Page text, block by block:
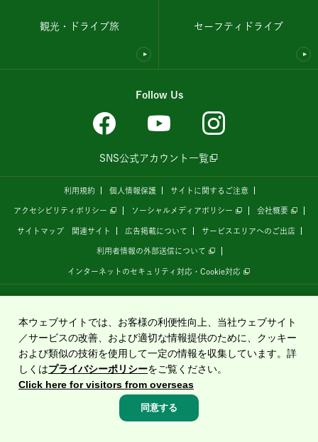
本ウェブサイトでは、お客様の利便性向上、当社ウェブサイト
／サービスの改善、および適切な情報提供のために、クッキー
および類似の技術を使用して一定の情報を収集しています。詳
しくはプライバシーポリシーをご覧ください。
Click here for visitors from overseas
同意する
観光・ドライブ旅 セーフティドライブ
Follow Us
SNS公式アカウント一覧
利用規約 個人情報保護 サイトに関するご注意
アクセシビリティポリシー ソーシャルメディアポリシー 会社概要
サイトマップ 関連サイト 広告掲載について サービスエリアへのご出店
利用者情報の外部送信について
インターネットのセキュリティ対応・Cookie対応
運営しています。
Copyright©2020 East Nippon Expressway Company Limited
All Rights Reserved.